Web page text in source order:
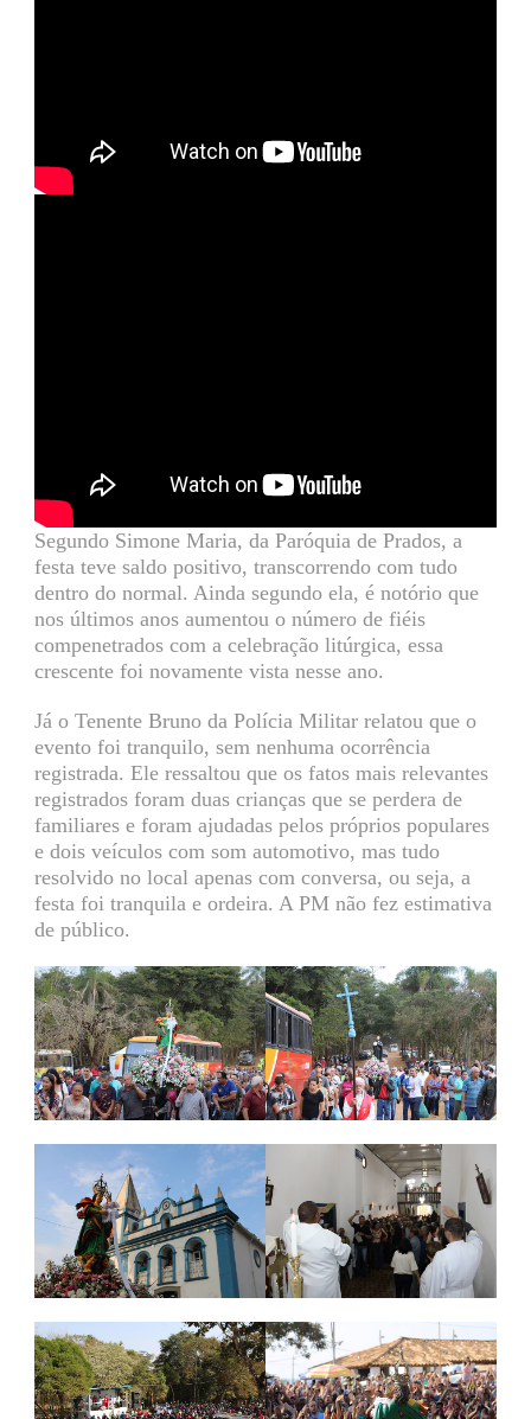
Segundo Simone Maria, da Paróquia de Prados, a
festa teve saldo positivo, transcorrendo com tudo
dentro do normal. Ainda segundo ela, é notório que
nos últimos anos aumentou o número de fiéis
compenetrados com a celebração litúrgica, essa
crescente foi novamente vista nesse ano.
Já o Tenente Bruno da Polícia Militar relatou que o
evento foi tranquilo, sem nenhuma ocorrência
registrada. Ele ressaltou que os fatos mais relevantes
registrados foram duas crianças que se perdera de
familiares e foram ajudadas pelos próprios populares
e dois veículos com som automotivo, mas tudo
resolvido no local apenas com conversa, ou seja, a
festa foi tranquila e ordeira. A PM não fez estimativa
de público.